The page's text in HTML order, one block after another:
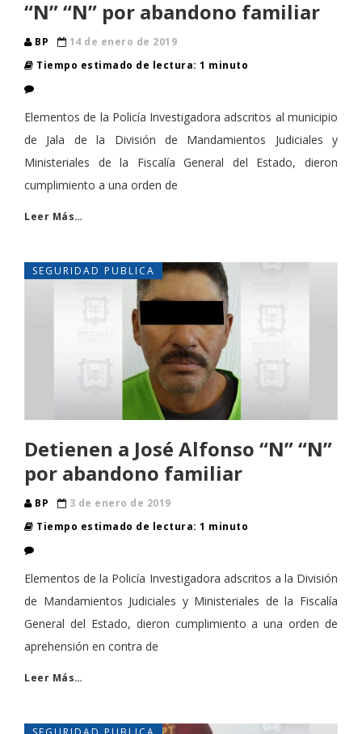
“N” “N” por abandono familiar
BP
14 de enero de 2019
Tiempo estimado de lectura: 1 minuto
Elementos de la Policía Investigadora adscritos al municipio
de Jala de la División de Mandamientos Judiciales y
Ministeriales de la Fiscalía General del Estado, dieron
cumplimiento a una orden de
Leer Más…
SEGURIDAD PUBLICA
Detienen a José Alfonso “N” “N”
por abandono familiar
BP
3 de enero de 2019
Tiempo estimado de lectura: 1 minuto
Elementos de la Policía Investigadora adscritos a la División
de Mandamientos Judiciales y Ministeriales de la Fiscalía
General del Estado, dieron cumplimiento a una orden de
aprehensión en contra de
Leer Más…